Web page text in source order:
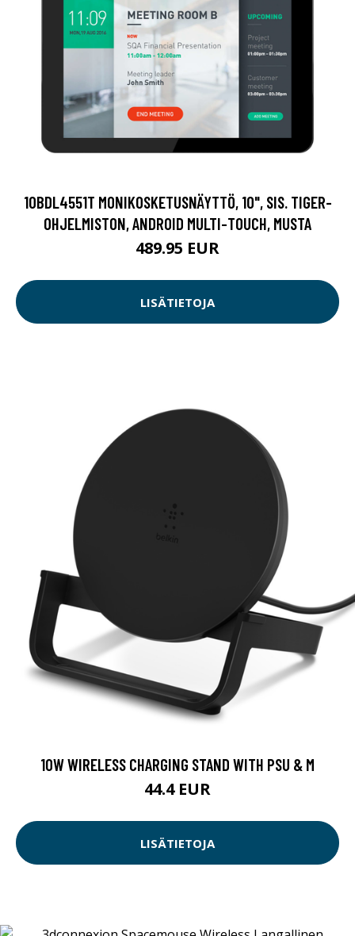
10BDL4551T MONIKOSKETUSNÄYTTÖ, 10", SIS. TIGER-
OHJELMISTON, ANDROID MULTI-TOUCH, MUSTA
489.95 EUR
LISÄTIETOJA
10W WIRELESS CHARGING STAND WITH PSU & M
44.4 EUR
LISÄTIETOJA